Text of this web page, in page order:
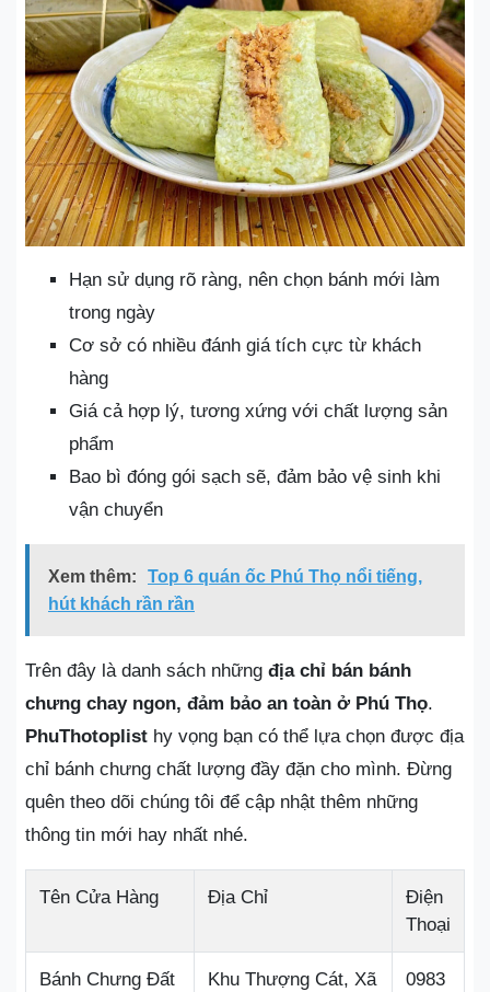
Hạn sử dụng rõ ràng, nên chọn bánh mới làm
trong ngày
Cơ sở có nhiều đánh giá tích cực từ khách
hàng
Giá cả hợp lý, tương xứng với chất lượng sản
phẩm
Bao bì đóng gói sạch sẽ, đảm bảo vệ sinh khi
vận chuyển
Xem thêm:
Top 6 quán ốc Phú Thọ nổi tiếng,
hút khách rần rần
Trên đây là danh sách những địa chỉ bán bánh
chưng chay ngon, đảm bảo an toàn ở Phú Thọ.
PhuThotoplist hy vọng bạn có thể lựa chọn được địa
chỉ bánh chưng chất lượng đầy đặn cho mình. Đừng
quên theo dõi chúng tôi để cập nhật thêm những
thông tin mới hay nhất nhé.
Tên Cửa Hàng Địa Chỉ
Điện
Thoại
Bánh Chưng Đất
Khu Thượng Cát, Xã
0983